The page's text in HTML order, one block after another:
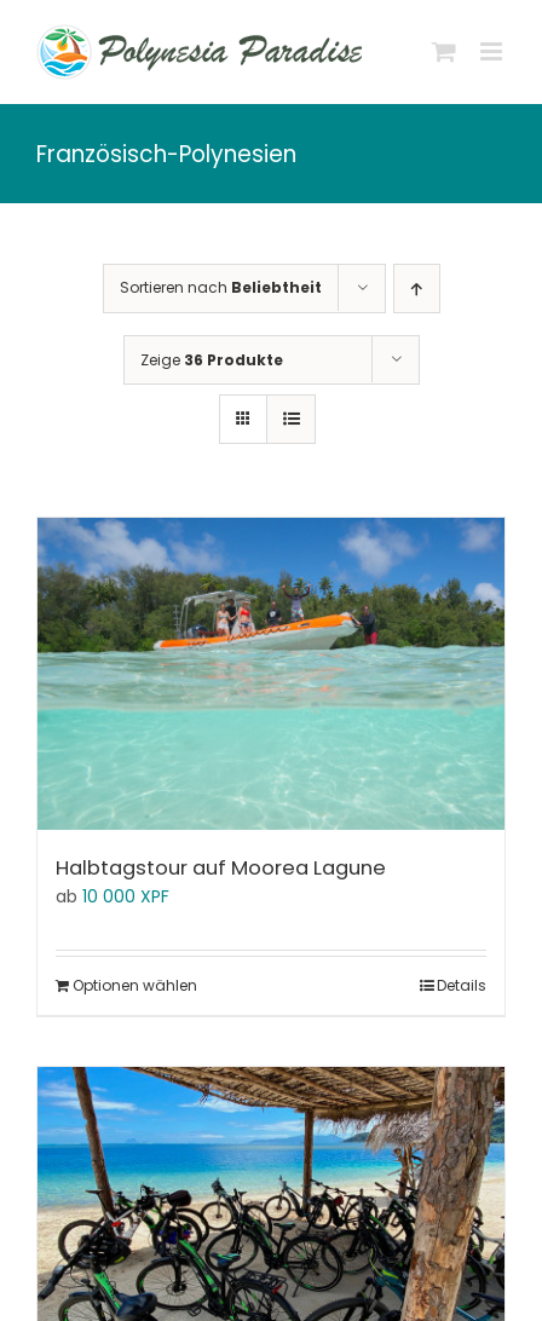
Inhalt
springen
Französisch-Polynesien
Sortieren nach Beliebtheit
Zeige 36 Produkte
Halbtagstour auf Moorea Lagune
ab 10 000 XPF
Optionen wählen Details